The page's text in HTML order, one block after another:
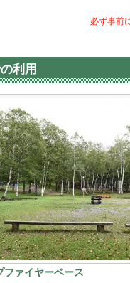
必ず事前
利用
ファイヤーベース